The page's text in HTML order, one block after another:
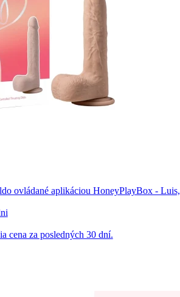
ovládané aplikáciou HoneyPlayBox - Luis,
cena za posledných 30 dní.